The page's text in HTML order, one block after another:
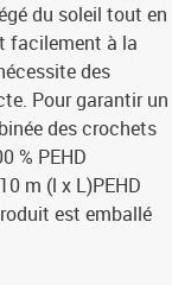
du soleil tout en
facilement à la
des
Pour garantir un
des crochets
% PEHD
m (l x L)PEHD
est emballé